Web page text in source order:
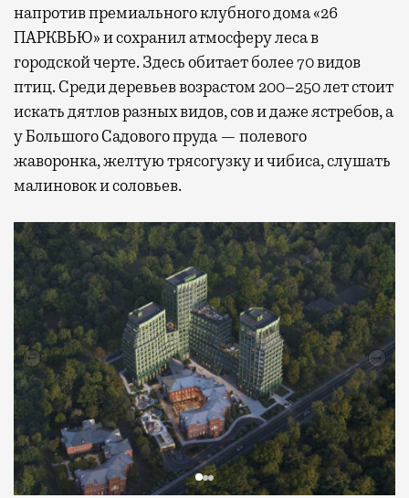
напротив премиального клубного дома «26
ПАРКВЬЮ» и сохранил атмосферу леса в
городской черте. Здесь обитает более 70 видов
птиц. Среди деревьев возрастом 200–250 лет стоит
искать дятлов разных видов, сов и даже ястребов, а
у Большого Садового пруда — полевого
жаворонка, желтую трясогузку и чибиса, слушать
малиновок и соловьев.